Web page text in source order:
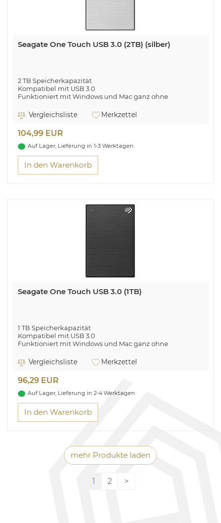
Seagate One Touch USB 3.0 (2TB) (silber)
2 TB Speicherkapazität
Kompatibel mit USB 3.0
Funktioniert mit Windows und Mac ganz ohne
Genügend Platz zum Wachsen
Vergleichsliste Merkzettel
104,99 EUR
Auf Lager, Lieferung in 1-3 Werktagen
In den Warenkorb
Seagate One Touch USB 3.0 (1TB)
1 TB Speicherkapazität
Kompatibel mit USB 3.0
Funktioniert mit Windows und Mac ganz ohne
Genügend Platz zum Wachsen
Vergleichsliste Merkzettel
96,29 EUR
Auf Lager, Lieferung in 2-4 Werktagen
In den Warenkorb
mehr Produkte laden
1 2 >